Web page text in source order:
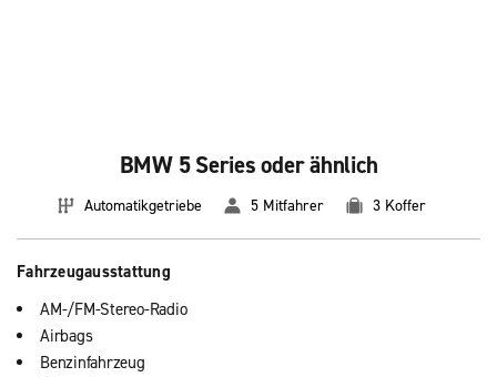
BMW 5 Series oder ähnlich
Automatikgetriebe 5 Mitfahrer 3 Koffer
Fahrzeugausstattung
AM-/FM-Stereo-Radio
Airbags
Benzinfahrzeug